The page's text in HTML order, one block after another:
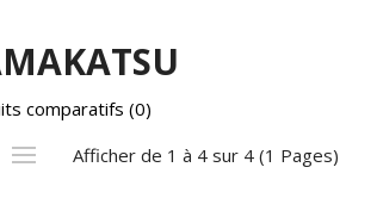
comparatifs (0)
Afficher de 1 à 4 sur 4 (1 Pages)